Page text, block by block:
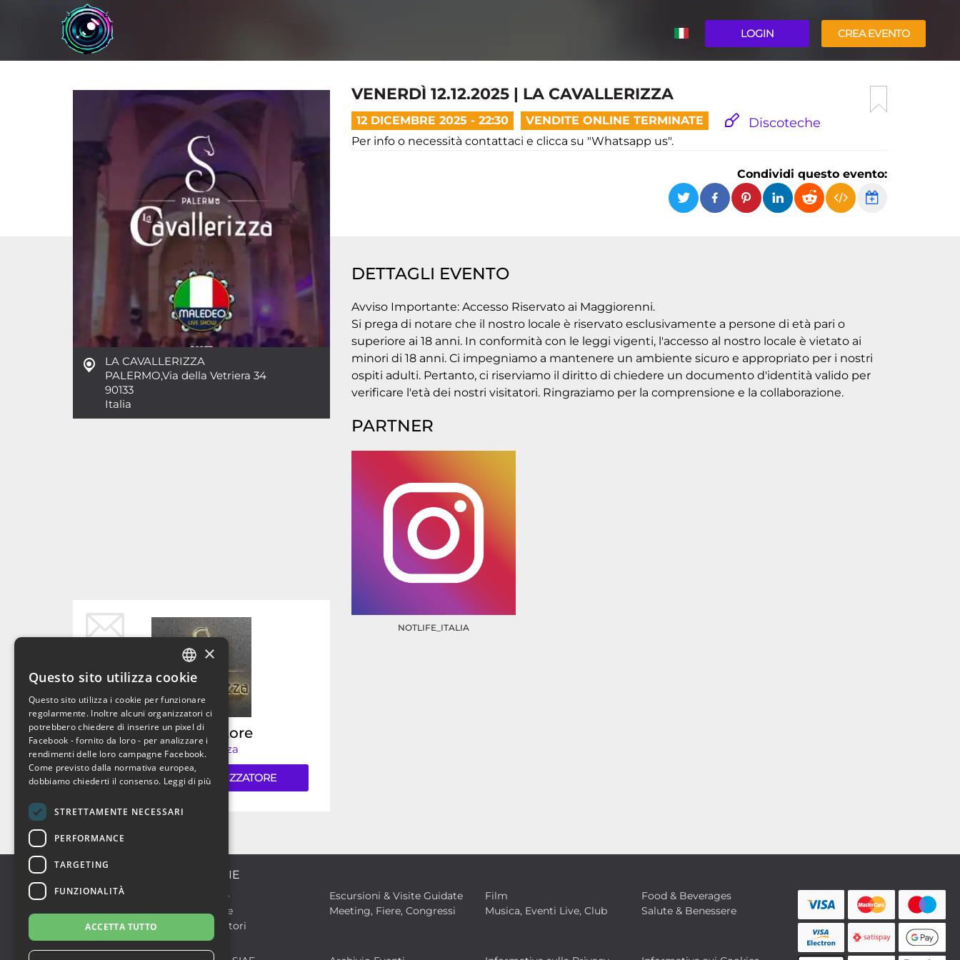
LOGIN CREA EVENTO
LA CAVALLERIZZA
PALERMO,Via della Vetriera 34
90133
Italia
Organizzatore
la cavallerizza
CONTATTA L'ORGANIZZATORE
VENERDÌ 12.12.2025 | LA CAVALLERIZZA
12 DICEMBRE 2025 - 22:30 VENDITE ONLINE TERMINATE Discoteche
Per info o necessità contattaci e clicca su "Whatsapp us".
Condividi questo evento:
DETTAGLI EVENTO
Avviso Importante: Accesso Riservato ai Maggiorenni.
Si prega di notare che il nostro locale è riservato esclusivamente a persone di età pari o
superiore ai 18 anni. In conformità con le leggi vigenti, l'accesso al nostro locale è vietato ai
minori di 18 anni. Ci impegniamo a mantenere un ambiente sicuro e appropriato per i nostri
ospiti adulti. Pertanto, ci riserviamo il diritto di chiedere un documento d'identità valido per
verificare l'età dei nostri visitatori. Ringraziamo per la comprensione e la collaborazione.
PARTNER
NOTLIFE_ITALIA
© 2026Notlife S.r.l.
CATEGORIE
Discoteche Escursioni & Visite Guidate Film
Food & Beverages
Formazione
Meeting, Fiere, Congressi Musica, Eventi Live, Club
Salute & Benessere
Sport & Motori
ITALIAN
ENGLISH
×
Questo sito utilizza cookie
Questo sito utilizza i cookie per funzionare
regolarmente. Inoltre alcuni organizzatori ci
potrebbero chiedere di inserire un pixel di
Facebook - fornito da loro - per analizzare i
rendimenti delle loro campagne Facebook.
Come previsto dalla normativa europea,
dobbiamo chiederti il consenso. Leggi di più
STRETTAMENTE NECESSARI
PERFORMANCE
TARGETING
FUNZIONALITÀ
ACCETTA TUTTO